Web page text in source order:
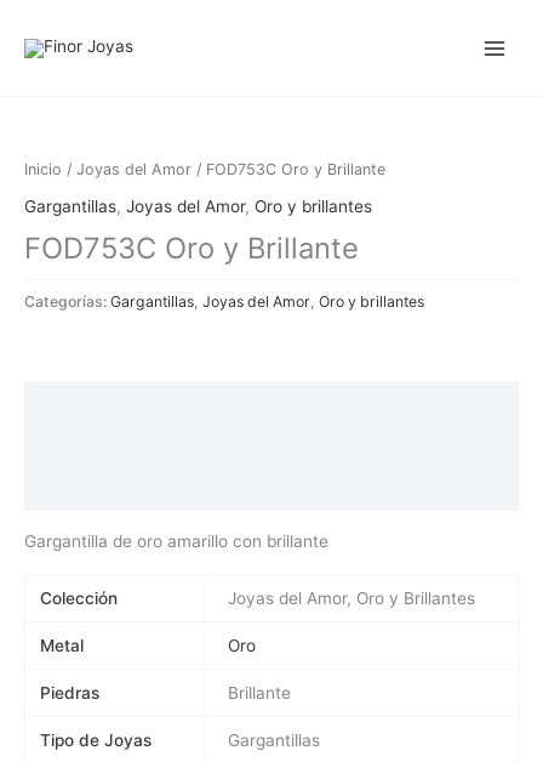
Inicio / Joyas del Amor / FOD753C Oro y Brillante
Gargantillas, Joyas del Amor, Oro y brillantes
FOD753C Oro y Brillante
Categorías: Gargantillas Joyas del Amor Oro y brillantes
Gargantilla de oro amarillo con brillante
Colección Joyas del Amor, Oro y Brillantes
Metal Oro
Piedras Brillante
Tipo de Joyas Gargantillas